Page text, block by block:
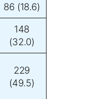
86 (18.6)
148
(32.0)
229
(49.5)